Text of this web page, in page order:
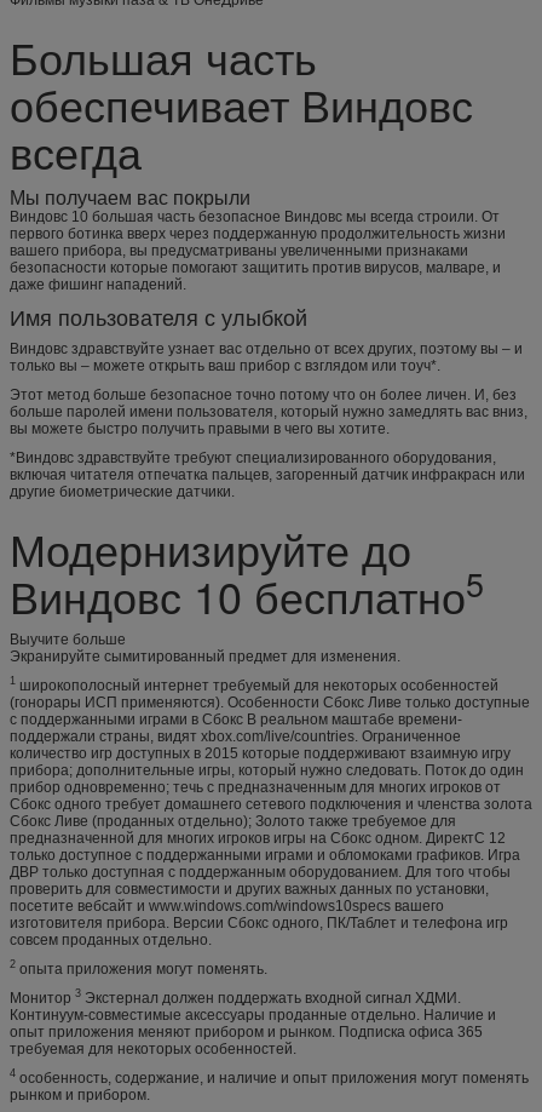
Большая часть
обеспечивает Виндовс
всегда
Мы получаем вас покрыли
Виндовс 10 большая часть безопасное Виндовс мы всегда строили. От
первого ботинка вверх через поддержанную продолжительность жизни
вашего прибора, вы предусматриваны увеличенными признаками
безопасности которые помогают защитить против вирусов, малваре, и
даже фишинг нападений.
Имя пользователя с улыбкой
Виндовс здравствуйте узнает вас отдельно от всех других, поэтому вы – и
только вы – можете открыть ваш прибор с взглядом или тоуч*.
Этот метод больше безопасное точно потому что он более личен. И, без
больше паролей имени пользователя, который нужно замедлять вас вниз,
вы можете быстро получить правыми в чего вы хотите.
*Виндовс здравствуйте требуют специализированного оборудования,
включая читателя отпечатка пальцев, загоренный датчик инфракрасн или
другие биометрические датчики.
Модернизируйте до
Виндовс 10 бесплатно5
Выучите больше
Экранируйте сымитированный предмет для изменения.
1 широкополосный интернет требуемый для некоторых особенностей
(гонорары ИСП применяются). Особенности Сбокс Ливе только доступные
с поддержанными играми в Сбокс В реальном маштабе времени-
поддержали страны, видят xbox.com/live/countries. Ограниченное
количество игр доступных в 2015 которые поддерживают взаимную игру
прибора; дополнительные игры, который нужно следовать. Поток до один
прибор одновременно; течь с предназначенным для многих игроков от
Сбокс одного требует домашнего сетевого подключения и членства золота
Сбокс Ливе (проданных отдельно); Золото также требуемое для
предназначенной для многих игроков игры на Сбокс одном. ДиректС 12
только доступное с поддержанными играми и обломоками графиков. Игра
ДВР только доступная с поддержанным оборудованием. Для того чтобы
проверить для совместимости и других важных данных по установки,
посетите вебсайт и www.windows.com/windows10specs вашего
изготовителя прибора. Версии Сбокс одного, ПК/Таблет и телефона игр
совсем проданных отдельно.
2 опыта приложения могут поменять.
Монитор 3 Экстернал должен поддержать входной сигнал ХДМИ.
Континуум-совместимые аксессуары проданные отдельно. Наличие и
опыт приложения меняют прибором и рынком. Подписка офиса 365
требуемая для некоторых особенностей.
4 особенность, содержание, и наличие и опыт приложения могут поменять
рынком и прибором.